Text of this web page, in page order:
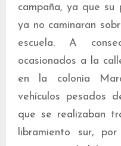
campaña, ya que su
ya no caminaran
escuela. A
ocasionados a la
en la colonia
vehículos pesados
que se realizaban
libramiento sur,